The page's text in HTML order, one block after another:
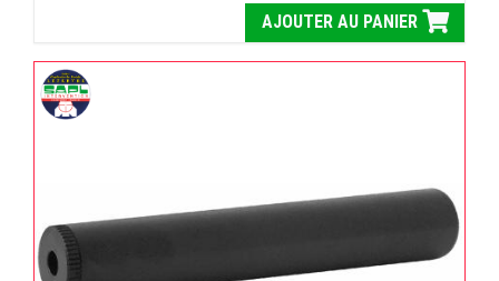
AJOUTER AU PANIER